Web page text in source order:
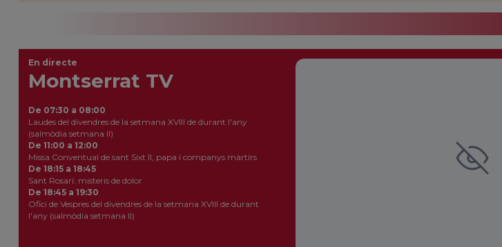
En directe
Montserrat TV
De 07:30 a 08:00
Laudes del divendres de la setmana XVIII de durant l'any
(salmòdia setmana II)
De 11:00 a 12:00
Missa Conventual de sant Sixt II, papa i companys màrtirs
De 18:15 a 18:45
Sant Rosari: misteris de dolor
De 18:45 a 19:30
Ofici de Vespres del divendres de la setmana XVIII de durant
l'any (salmòdia setmana II)